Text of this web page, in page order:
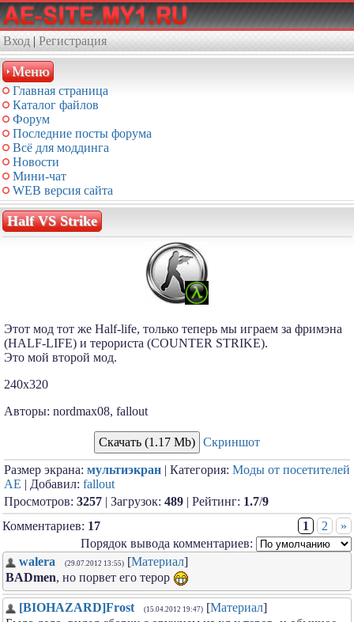
Вход | Регистрация
Меню
Главная страница
Каталог файлов
Форум
Последние посты форума
Всё для моддинга
Новости
Мини-чат
WEB версия сайта
Half VS Strike
Этот мод тот же Half-life, только теперь мы играем за фримэна
(HALF-LIFE) и терориста (COUNTER STRIKE).
Это мой второй мод.
240x320
Авторы: nordmax08, fallout
Скачать (1.17 Mb) Скриншот
Размер экрана: мультиэкран | Категория: Моды от посетителей
АЕ | Добавил: fallout
Просмотров: 3257 | Загрузок: 489 | Рейтинг: 1.7/9
Комментариев: 17 1 2
»
Порядок вывода комментариев:
walera
(29.07.2012 13:55) [Материал]
BADmen, но порвет его терор
[BIOHAZARD]Frost (15.04.2012 19:47) [Материал]